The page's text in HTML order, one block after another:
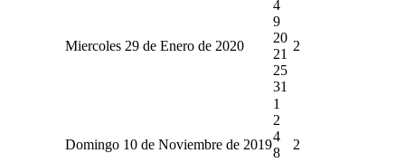
Miercoles 29 de Enero de 2020
4
9
20
21
25
31
2
Domingo 10 de Noviembre de 2019
1
2
4
8
2